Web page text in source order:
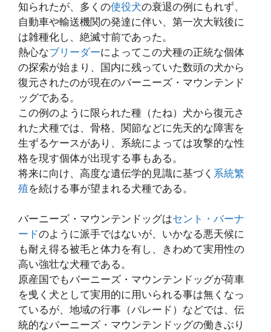
知られたが、多くの使役犬の衰退の例にもれず、
自動車や輸送機関の発達に伴い、第一次大戦後に
は雑種化し、絶滅寸前であった。
熱心なブリーダーによってこの犬種の正統な個体
の探索が始まり、国内に残っていた数頭の犬から
復元されたのが現在のバーニーズ・マウンテンド
ッグである。
この例のように限られた種（たね）犬から復元さ
れた犬種では、骨格、関節などに先天的な障害を
生ずるケースがあり、系統によっては攻撃的な性
格を現す個体が出現する事もある。
将来に向け、高度な遺伝学的見識に基づく 系統繁
殖を続ける事が望まれる犬種である。
バーニーズ・マウンテンドッグはセント・バーナ
ードのように派手ではないが、いかなる悪天候に
も耐え得る被毛と体力を有し、きわめて実用性の
高い強壮な犬種である。
原産国でもバーニーズ・マウンテンドッグが荷車
を曵く犬として実用的に用いられる事は無くなっ
ているが、地域の行事（パレード）などでは、伝
統的なバーニーズ・マウンテンドッグの働きぶり